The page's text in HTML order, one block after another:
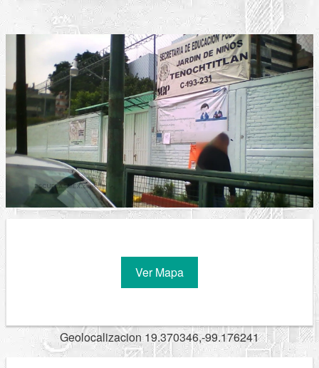
Ver Mapa
Geolocalizacion 19.370346,-99.176241